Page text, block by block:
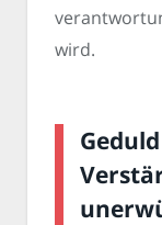
wird.